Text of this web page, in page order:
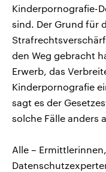
Kinderpornografie-
sind. Der Grund für
den Weg gebracht
Erwerb, das
Kinderpornografie
sagt es der
solche Fälle anders
Alle –